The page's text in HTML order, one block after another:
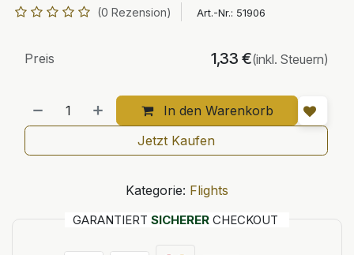
(0 Rezension) Art.-Nr.: 51906
In den Warenkorb
Preis 1,33 €(inkl. Steuern)
Jetzt Kaufen
Kategorie: Flights
GARANTIERT SICHERER CHECKOUT